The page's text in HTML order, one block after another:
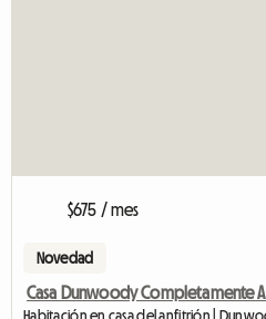
$675 / mes
Novedad
Casa Dunwoody Completamente
Habitación en casa del anfitrión |